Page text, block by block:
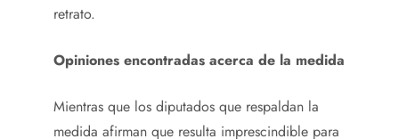
retrato.
Opiniones encontradas acerca de la medida
Mientras que los diputados que respaldan la
medida afirman que resulta imprescindible para